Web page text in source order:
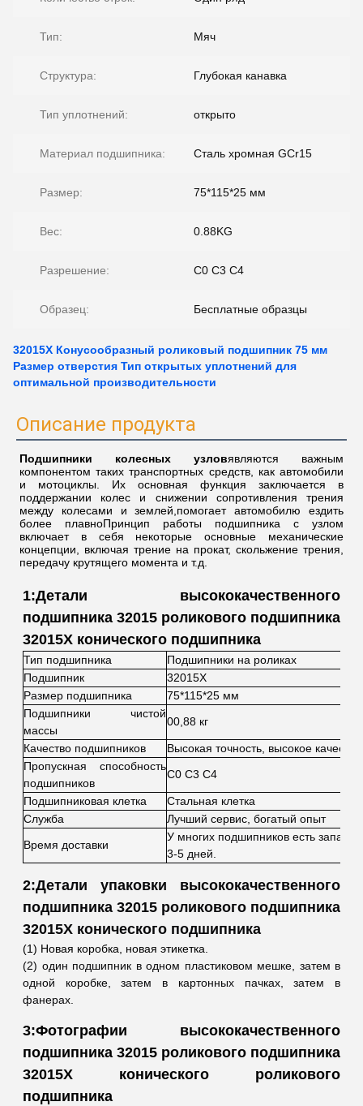
Тип: Мяч
Структура: Глубокая канавка
Тип уплотнений: открыто
Материал подшипника: Сталь хромная GCr15
Размер: 75*115*25 мм
Вес: 0.88KG
Разрешение: C0 C3 C4
Образец: Бесплатные образцы
32015X Конусообразный роликовый подшипник 75 мм
Размер отверстия Тип открытых уплотнений для
оптимальной производительности
Описание продукта
Подшипники колесных узловявляются важным
компонентом таких транспортных средств, как автомобили
и мотоциклы. Их основная функция заключается в
поддержании колес и снижении сопротивления трения
между колесами и землей,помогает автомобилю ездить
более плавноПринцип работы подшипника с узлом
включает в себя некоторые основные механические
концепции, включая трение на прокат, скольжение трения,
передачу крутящего момента и т.д.
1:Детали высококачественного
подшипника 32015 роликового подшипника
32015X конического подшипника
Тип подшипника
Подшипники на роликах
Подшипник
32015X
Размер подшипника
75*115*25 мм
Подшипники чистой
массы
00,88 кг
Качество подшипников
Высокая точность, высокое качество
Пропускная способность
подшипников
C0 C3 C4
Подшипниковая клетка
Стальная клетка
Служба
Лучший сервис, богатый опыт
Время доставки
У многих подшипников есть
3-5 дней.
2:Детали упаковки высококачественного
подшипника 32015 роликового подшипника
32015X конического подшипника
(1) Новая коробка, новая этикетка.
(2) один подшипник в одном пластиковом мешке, затем в
одной коробке, затем в картонных пачках, затем в
фанерах.
3:Фотографии высококачественного
подшипника 32015 роликового подшипника
32015X конического роликового
подшипника